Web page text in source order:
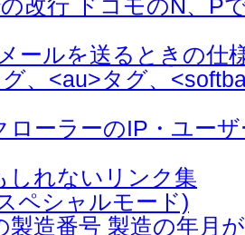
改行 ドコモのN、P
ールを送るときの仕
、<au>タグ、
ローラーのIP・ユー
しれないリンク集
ペシャルモード)
製造番号 製造の年月